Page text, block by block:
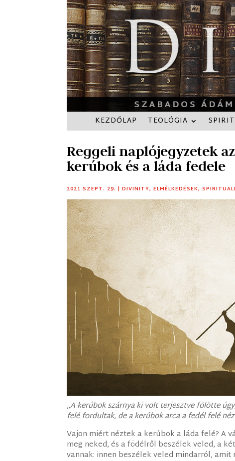
KEZDŐLAP TEOLÓGIA
Reggeli naplójegyzetek
kerúbok és a láda fedele
2021 SZEPT. 29. |DIVINITY,ELMÉLKEDÉSEK,
„A kerúbok szárnya ki volt terjesztve fölötte
felé fordultak, de a kerúbok arca a fedél felé
Vajon miért néztek a kerúbok a láda felé? A
meg neked, és a födélről beszélek veled, a
vannak: innen beszélek veled mindarról,